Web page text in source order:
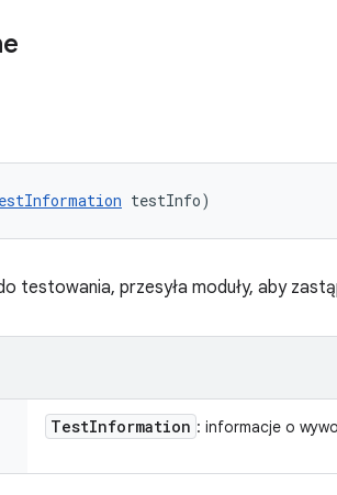
testInfo)
testowania, przesyła moduły, aby
TestInformation : informacje o